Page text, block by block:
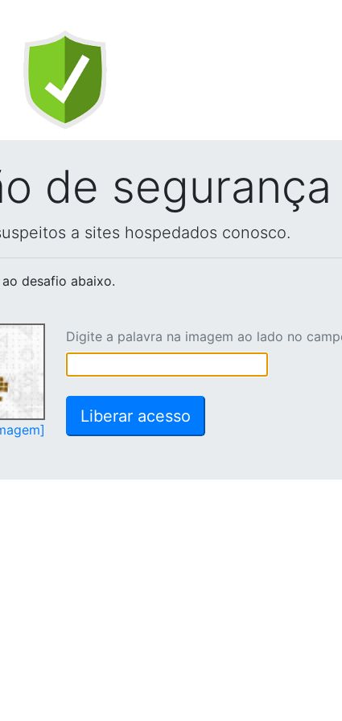
de segurança
a sites hospedados conosco.
desafio abaixo.
Digite a palavra na imagem ao lado no